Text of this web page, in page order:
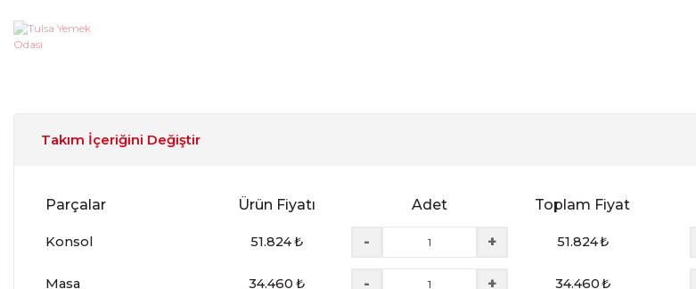
Takım İçeriğini Değiştir
Parçalar Ürün Fiyatı Adet Toplam Fiyat
Konsol 51.824₺ - + 51.824₺
Masa 34.460 ₺ - + 34.460₺